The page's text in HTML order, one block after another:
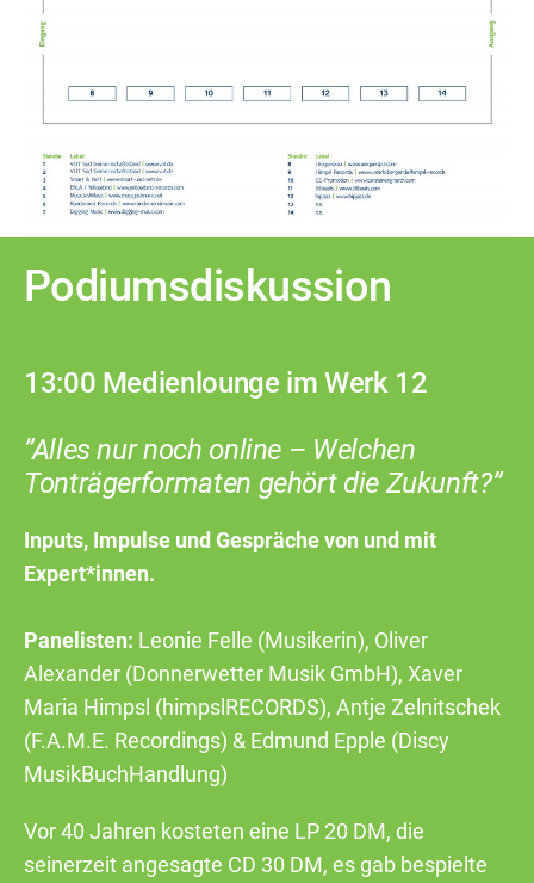
Podiumsdiskussion
13:00 Medienlounge im Werk 12
”Alles nur noch online – Welchen
Tonträgerformaten gehört die Zukunft?”
Inputs, Impulse und Gespräche von und mit
Expert*innen.
Panelisten: Leonie Felle (Musikerin), Oliver
Alexander (Donnerwetter Musik GmbH), Xaver
Maria Himpsl (himpslRECORDS), Antje Zelnitschek
(F.A.M.E. Recordings) & Edmund Epple (Discy
MusikBuchHandlung)
Vor 40 Jahren kosteten eine LP 20 DM, die
seinerzeit angesagte CD 30 DM, es gab bespielte